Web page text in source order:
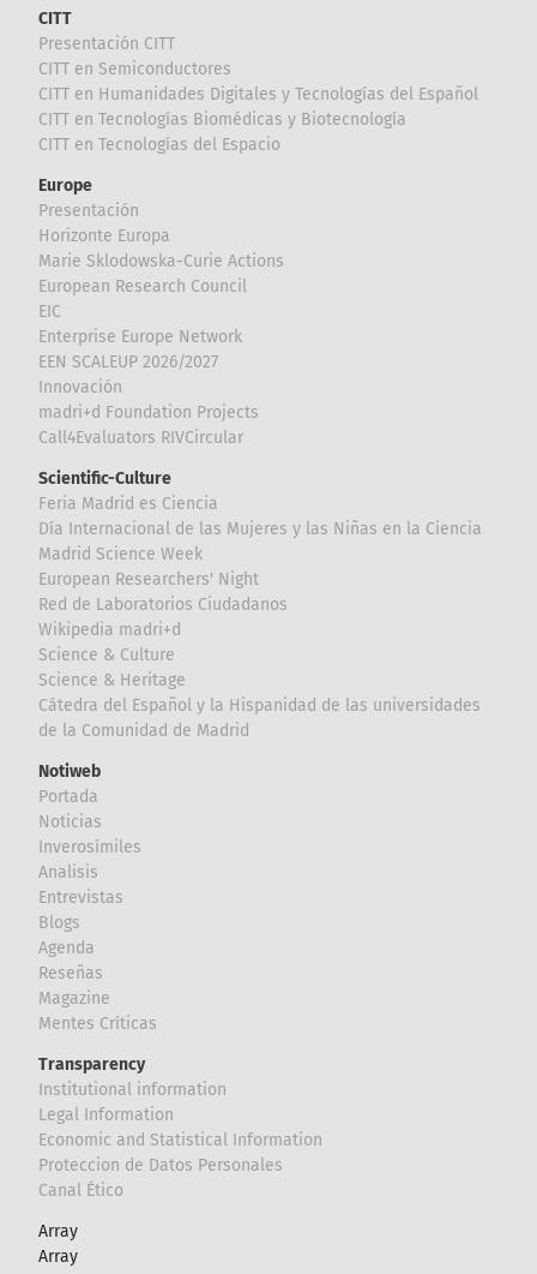
CITT
Presentación CITT
CITT en Semiconductores
CITT en Humanidades Digitales y Tecnologías del Español
CITT en Tecnologías Biomédicas y Biotecnología
CITT en Tecnologías del Espacio
Europe
Presentación
Horizonte Europa
Marie Sklodowska-Curie Actions
European Research Council
EIC
Enterprise Europe Network
EEN SCALEUP 2026/2027
Innovación
madri+d Foundation Projects
Call4Evaluators RIVCircular
Scientific-Culture
Feria Madrid es Ciencia
Día Internacional de las Mujeres y las Niñas en la Ciencia
Madrid Science Week
European Researchers' Night
Red de Laboratorios Ciudadanos
Wikipedia madri+d
Science & Culture
Science & Heritage
Cátedra del Español y la Hispanidad de las universidades
de la Comunidad de Madrid
Notiweb
Portada
Noticias
Inverosímiles
Analisis
Entrevistas
Blogs
Agenda
Reseñas
Magazine
Mentes Críticas
Transparency
Institutional information
Legal Information
Economic and Statistical Information
Proteccion de Datos Personales
Canal Ético
Array
Array